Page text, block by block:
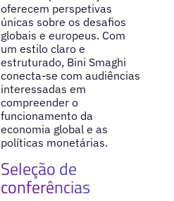
oferecem perspetivas
únicas sobre os desafios
globais e europeus. Com
um estilo claro e
estruturado, Bini Smaghi
conecta-se com audiências
interessadas em
compreender o
funcionamento da
economia global e as
políticas monetárias.
Seleção de
conferências